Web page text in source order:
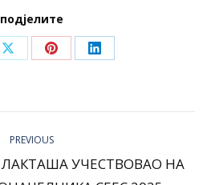
подјелите
Share
X
Share
Pinterest
Share
LinkedIn
PREVIOUS
PreviousУЧЕСТВОВАО НА